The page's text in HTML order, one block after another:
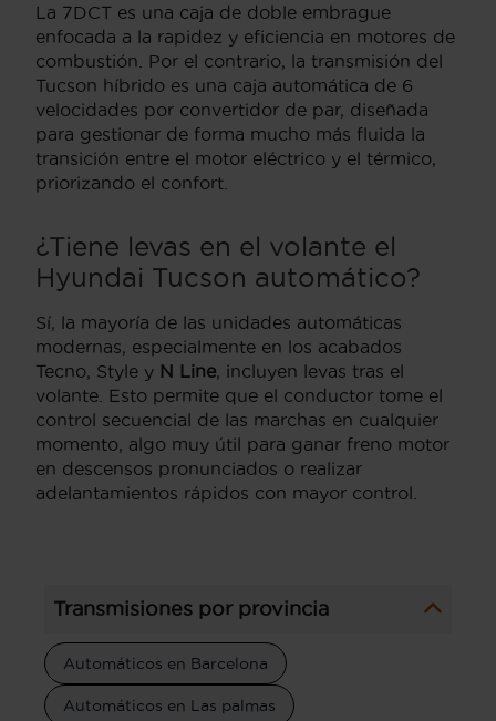
La 7DCT es una caja de doble embrague
enfocada a la rapidez y eficiencia en motores de
combustión. Por el contrario, la transmisión del
Tucson híbrido es una caja automática de 6
velocidades por convertidor de par, diseñada
para gestionar de forma mucho más fluida la
transición entre el motor eléctrico y el térmico,
priorizando el confort.
¿Tiene levas en el volante el
Hyundai Tucson automático?
Sí, la mayoría de las unidades automáticas
modernas, especialmente en los acabados
Tecno, Style y N Line , incluyen levas tras el
volante. Esto permite que el conductor tome el
control secuencial de las marchas en cualquier
momento, algo muy útil para ganar freno motor
en descensos pronunciados o realizar
adelantamientos rápidos con mayor control.
Transmisiones por provincia
Automáticos en Barcelona
Automáticos en Las palmas